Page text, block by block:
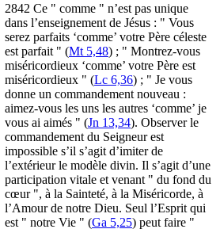
2842 Ce " comme " n’est pas unique
dans l’enseignement de Jésus : " Vous
serez parfaits ‘comme’ votre Père céleste
est parfait " (Mt 5,48) ; " Montrez-vous
miséricordieux ‘comme’ votre Père est
miséricordieux " (Lc 6,36) ; " Je vous
donne un commandement nouveau :
aimez-vous les uns les autres ‘comme’ je
vous ai aimés " (Jn 13,34). Observer le
commandement du Seigneur est
impossible s’il s’agit d’imiter de
l’extérieur le modèle divin. Il s’agit d’une
participation vitale et venant " du fond du
cœur ", à la Sainteté, à la Miséricorde, à
l’Amour de notre Dieu. Seul l’Esprit qui
est " notre Vie " (Ga 5,25) peut faire "